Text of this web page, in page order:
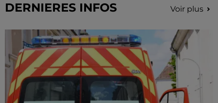
DERNIERES INFOS Voir plus